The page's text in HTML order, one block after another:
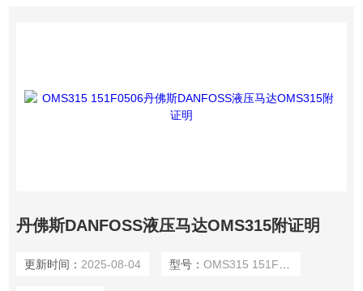
丹佛斯DANFOSS液压马达OMS315附证明
更新时间： 2025-08-04 型号： OMS315 151F0506